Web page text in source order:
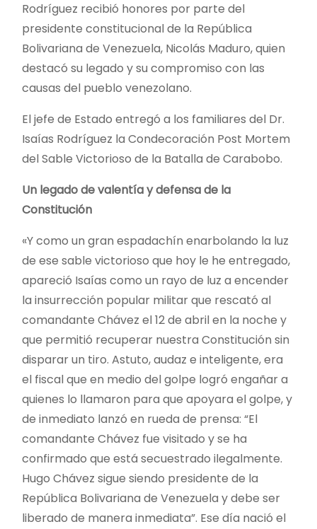
Rodríguez recibió honores por parte del
presidente constitucional de la República
Bolivariana de Venezuela, Nicolás Maduro, quien
destacó su legado y su compromiso con las
causas del pueblo venezolano.
El jefe de Estado entregó a los familiares del Dr.
Isaías Rodríguez la Condecoración Post Mortem
del Sable Victorioso de la Batalla de Carabobo.
Un legado de valentía y defensa de la
Constitución
«Y como un gran espadachín enarbolando la luz
de ese sable victorioso que hoy le he entregado,
apareció Isaías como un rayo de luz a encender
la insurrección popular militar que rescató al
comandante Chávez el 12 de abril en la noche y
que permitió recuperar nuestra Constitución sin
disparar un tiro. Astuto, audaz e inteligente, era
el fiscal que en medio del golpe logró engañar a
quienes lo llamaron para que apoyara el golpe, y
de inmediato lanzó en rueda de prensa: “El
comandante Chávez fue visitado y se ha
confirmado que está secuestrado ilegalmente.
Hugo Chávez sigue siendo presidente de la
República Bolivariana de Venezuela y debe ser
liberado de manera inmediata”. Ese día nació el